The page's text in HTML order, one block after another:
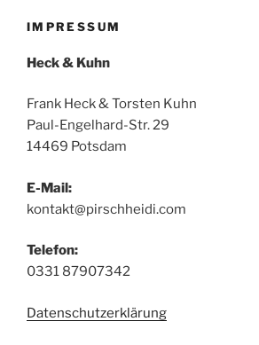
IMPRESSUM
Heck & Kuhn
Frank Heck & Torsten Kuhn
Paul-Engelhard-Str. 29
14469 Potsdam
E-Mail:
kontakt@pirschheidi.com
Telefon:
0331 87907342
Datenschutzerklärung